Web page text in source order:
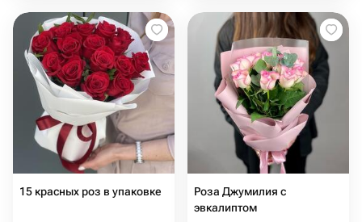
15 красных роз в упаковке
Роза Джумилия с
эвкалиптом